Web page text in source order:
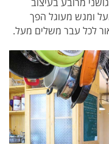
ומגש מעוגל הפך
לכל עבר משלים מעל.